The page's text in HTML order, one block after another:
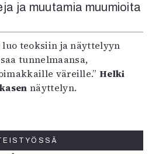
ja muutamia muumioita
luo teoksiin ja näyttelyyn
tunnelmaansa,
väreille.”Helki
näyttelyn.